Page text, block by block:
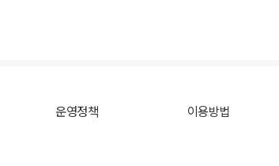
운영정책 이용방법